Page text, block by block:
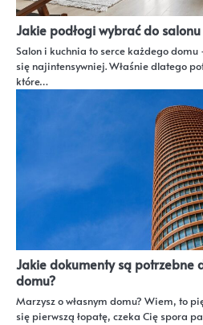
Jakie podłogi wybrać do
Salon i kuchnia to serce każdego
się najintensywniej. Właśnie dlatego
które…
Jakie dokumenty są potrzebne
domu?
Marzysz o własnym domu? Wiem, to
się pierwszą łopatę, czeka Cię spora